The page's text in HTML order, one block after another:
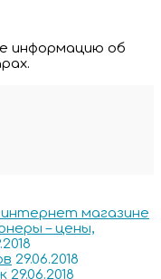
информацию об
магазине
– цены,
29.06.2018
29.06.2018